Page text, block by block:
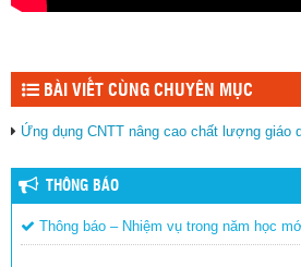
BÀI VIẾT CÙNG CHUYÊN MỤC
Ứng dụng CNTT nâng cao chất lượng giáo
THÔNG BÁO
Thông báo – Nhiệm vụ trong năm học